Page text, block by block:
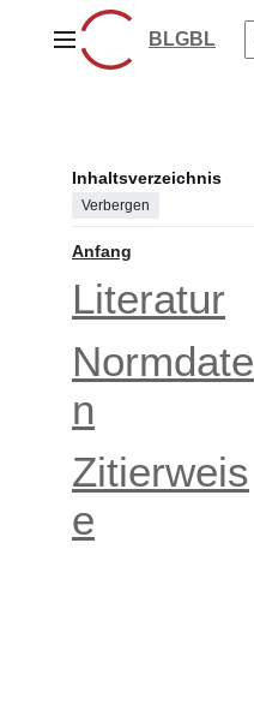
springenHauptmenüBLGBL
Inhaltsverzeichnis
Verbergen
Anfang
Literatur
Normdate
n
Zitierweis
e